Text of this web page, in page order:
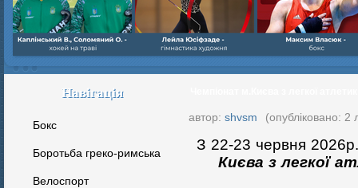
Навігація
Бокс
Боротьба греко-римська
Велоспорт
автор: shvsm (опубліковано:
З 22-23 червня
Києва з легкої